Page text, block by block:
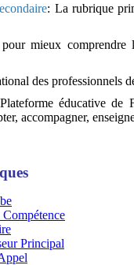
: La rubrique
mieux comprendre
des professionnels
éducative de
accompagner,
Principal